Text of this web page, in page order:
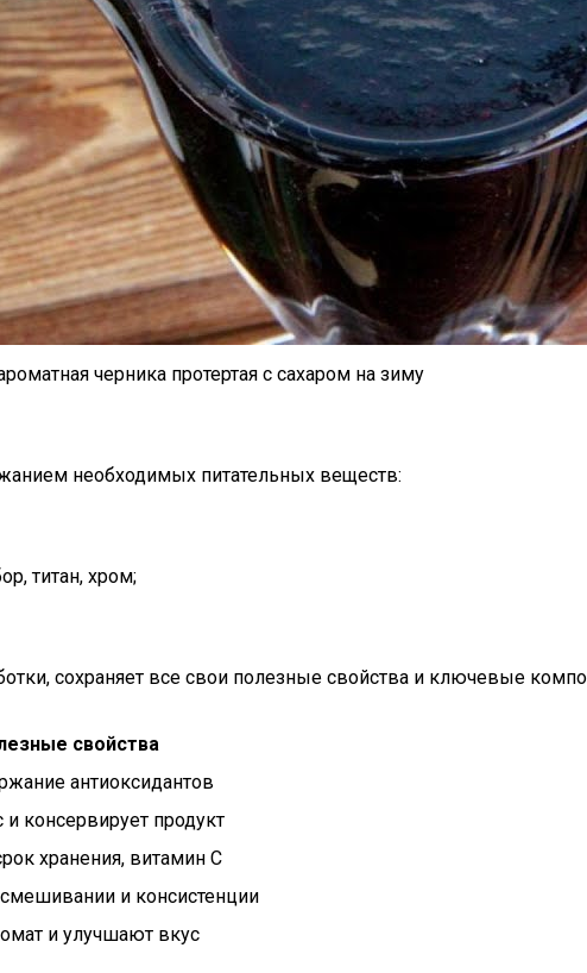
черника протертая с сахаром на зиму
необходимых питательных веществ:
титан, хром;
сохраняет все свои полезные свойства и ключевые
свойства
антиоксидантов
консервирует продукт
хранения, витамин C
и консистенции
и улучшают вкус